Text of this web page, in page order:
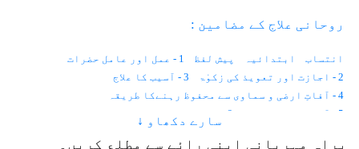
روحانی علاج کے مضامین :
انتساب ابتدائیہ پیش لفظ
1 - عمل اور عامل حضرات
2 - اجازت اور تعویذ کی زکوٰۃ
3 - آسیب کا علاج
4 - آفاتِ ارضی و سماوی سے محفوظ رہنےکا طریقہ
5 - آنکھوں کے امراض
6 - موتیا اور پڑبال
سارے دکھاو ↓
براہِ مہربانی اپنی رائے سے مطلع کریں۔